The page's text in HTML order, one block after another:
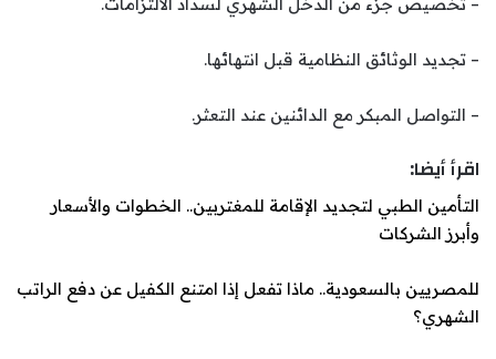
– تخصيص جزء من الدخل الشهري لسداد الالتزامات.
– تجديد الوثائق النظامية قبل انتهائها.
– التواصل المبكر مع الدائنين عند التعثر.
اقرأ أيضا:
التأمين الطبي لتجديد الإقامة للمغتربين.. الخطوات والأسعار
وأبرز الشركات
للمصريين بالسعودية.. ماذا تفعل إذا امتنع الكفيل عن دفع الراتب
الشهري؟